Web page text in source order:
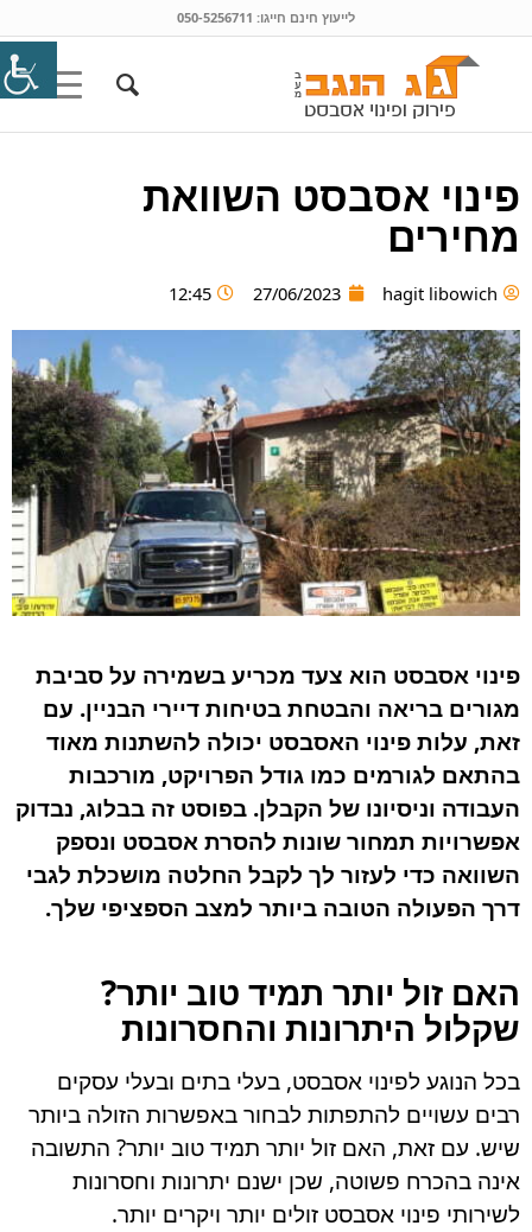
לייעוץ חינם חייגו: 050-5256711
פינוי אסבסט השוואת
מחירים
hagit libowich
27/06/2023
12:45
פינוי אסבסט הוא צעד מכריע בשמירה על סביבת
מגורים בריאה והבטחת בטיחות דיירי הבניין. עם
זאת, עלות פינוי האסבסט יכולה להשתנות מאוד
בהתאם לגורמים כמו גודל הפרויקט, מורכבות
העבודה וניסיונו של הקבלן. בפוסט זה בבלוג, נבדוק
אפשרויות תמחור שונות להסרת אסבסט ונספק
השוואה כדי לעזור לך לקבל החלטה מושכלת לגבי
דרך הפעולה הטובה ביותר למצב הספציפי שלך.
האם זול יותר תמיד טוב יותר?
שקלול היתרונות והחסרונות
בכל הנוגע לפינוי אסבסט, בעלי בתים ובעלי עסקים
רבים עשויים להתפתות לבחור באפשרות הזולה ביותר
שיש. עם זאת, האם זול יותר תמיד טוב יותר? התשובה
אינה בהכרח פשוטה, שכן ישנם יתרונות וחסרונות
לשירותי פינוי אסבסט זולים יותר ויקרים יותר.